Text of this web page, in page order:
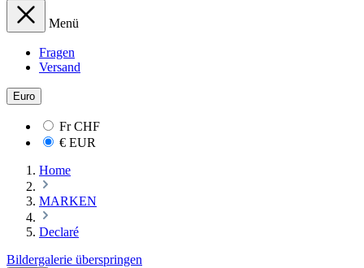
Menü
Fragen
Versand
Euro
FrCHF
€ EUR
Home
MARKEN
Declaré
Bildergalerie überspringen